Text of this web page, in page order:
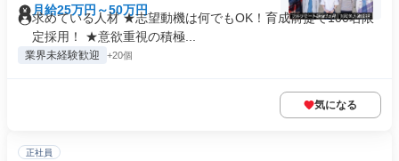
月給25万円～50万円
求めている人材 ★志望動機は何でもOK！育成前提で100名限
定採用！ ★意欲重視の積極...
業界未経験歓迎 +20個
気になる
正社員